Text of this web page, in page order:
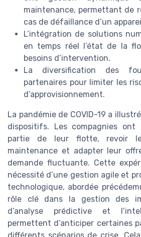
maintenance, permettant de
cas de défaillance d’un
L’intégration de solutions
en temps réel l’état de la
besoins d’intervention.
La diversification des
partenaires pour limiter les
d’approvisionnement.
La pandémie de COVID-19 a
dispositifs. Les compagnies ont
partie de leur flotte, revoir
maintenance et adapter leur
demande fluctuante. Cette
nécessité d’une gestion agile et
technologique, abordée
rôle clé dans la gestion des
d’analyse prédictive et
permettent d’anticiper certaines